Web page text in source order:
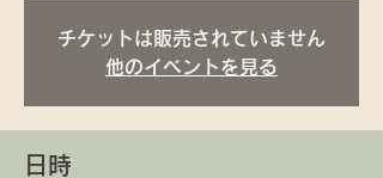
チケットは販売されていません
他のイベントを見る
日時